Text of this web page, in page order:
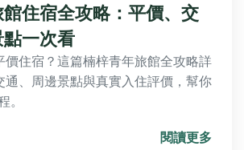
住宿全攻略：平價、交
一次看
價住宿？這篇楠梓青年旅館全攻略詳
通、周邊景點與真實入住評價，幫你
。
閱讀更多